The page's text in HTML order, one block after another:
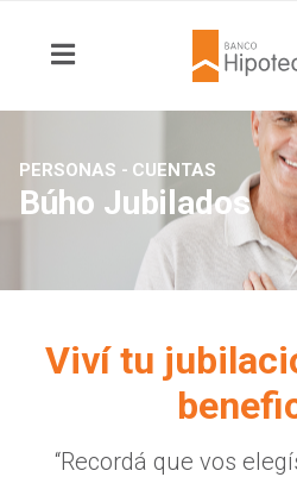
PERSONAS - CUENTAS
Búho Jubilados
Viví tu
“Recordá que vos